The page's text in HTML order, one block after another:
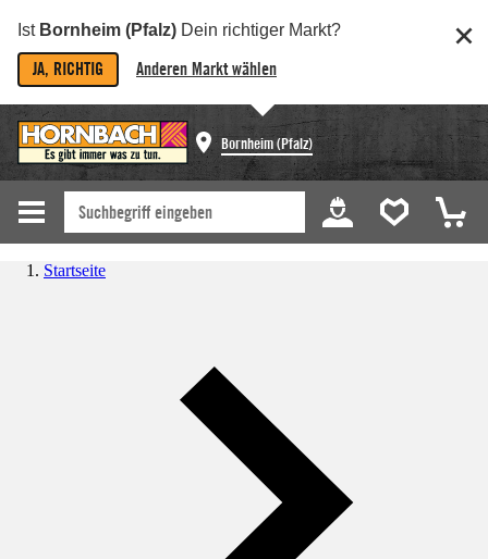
Ist Bornheim (Pfalz) Dein richtiger Markt?
JA, RICHTIG Anderen Markt wählen
Bornheim (Pfalz)
Startseite